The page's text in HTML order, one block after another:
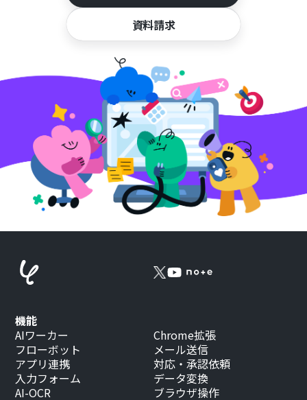
資料請求
機能
AIワーカー
フローボット
アプリ連携
入力フォーム
AI-OCR
Chrome拡張
メール送信
対応・承認依頼
データ変換
ブラウザ操作